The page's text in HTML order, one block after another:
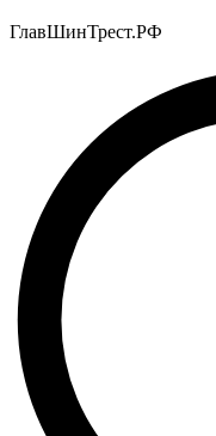
ГлавШинТрест.РФ